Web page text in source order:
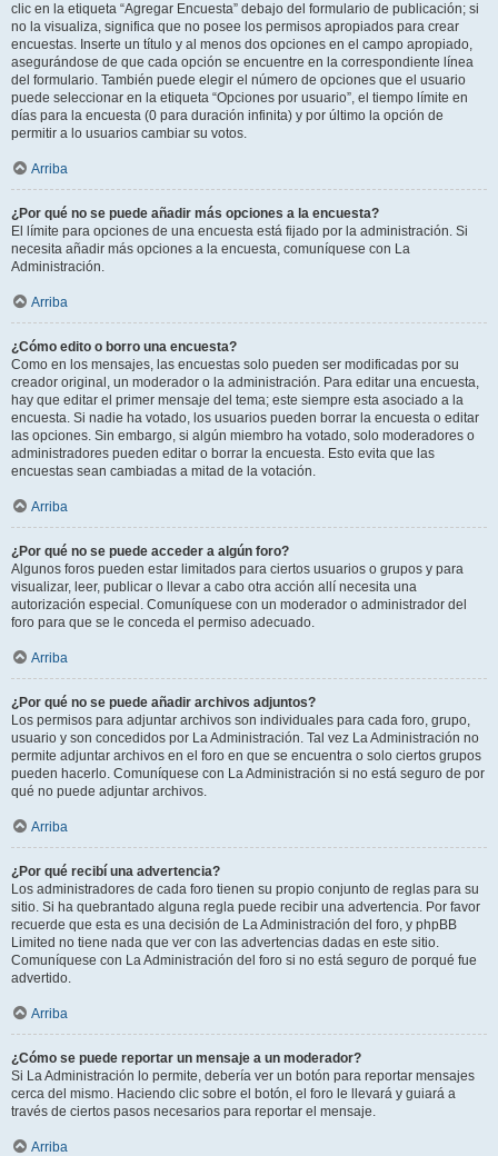
clic en la etiqueta “Agregar Encuesta” debajo del formulario de publicación; si
no la visualiza, significa que no posee los permisos apropiados para crear
encuestas. Inserte un título y al menos dos opciones en el campo apropiado,
asegurándose de que cada opción se encuentre en la correspondiente línea
del formulario. También puede elegir el número de opciones que el usuario
puede seleccionar en la etiqueta “Opciones por usuario”, el tiempo límite en
días para la encuesta (0 para duración infinita) y por último la opción de
permitir a lo usuarios cambiar su votos.
Arriba
¿Por qué no se puede añadir más opciones a la encuesta?
El límite para opciones de una encuesta está fijado por la administración. Si
necesita añadir más opciones a la encuesta, comuníquese con La
Administración.
Arriba
¿Cómo edito o borro una encuesta?
Como en los mensajes, las encuestas solo pueden ser modificadas por su
creador original, un moderador o la administración. Para editar una encuesta,
hay que editar el primer mensaje del tema; este siempre esta asociado a la
encuesta. Si nadie ha votado, los usuarios pueden borrar la encuesta o editar
las opciones. Sin embargo, si algún miembro ha votado, solo moderadores o
administradores pueden editar o borrar la encuesta. Esto evita que las
encuestas sean cambiadas a mitad de la votación.
Arriba
¿Por qué no se puede acceder a algún foro?
Algunos foros pueden estar limitados para ciertos usuarios o grupos y para
visualizar, leer, publicar o llevar a cabo otra acción allí necesita una
autorización especial. Comuníquese con un moderador o administrador del
foro para que se le conceda el permiso adecuado.
Arriba
¿Por qué no se puede añadir archivos adjuntos?
Los permisos para adjuntar archivos son individuales para cada foro, grupo,
usuario y son concedidos por La Administración. Tal vez La Administración no
permite adjuntar archivos en el foro en que se encuentra o solo ciertos grupos
pueden hacerlo. Comuníquese con La Administración si no está seguro de por
qué no puede adjuntar archivos.
Arriba
¿Por qué recibí una advertencia?
Los administradores de cada foro tienen su propio conjunto de reglas para su
sitio. Si ha quebrantado alguna regla puede recibir una advertencia. Por favor
recuerde que esta es una decisión de La Administración del foro, y phpBB
Limited no tiene nada que ver con las advertencias dadas en este sitio.
Comuníquese con La Administración del foro si no está seguro de porqué fue
advertido.
Arriba
¿Cómo se puede reportar un mensaje a un moderador?
Si La Administración lo permite, debería ver un botón para reportar mensajes
cerca del mismo. Haciendo clic sobre el botón, el foro le llevará y guiará a
través de ciertos pasos necesarios para reportar el mensaje.
Arriba